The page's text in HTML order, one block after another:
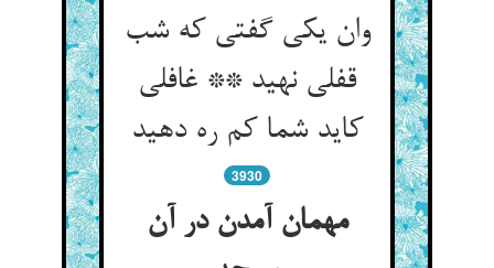
وان یکی گفتی که شب
قفلی نهید ** غافلی
کاید شما کم ره دهید
3930
مهمان آمدن در آن